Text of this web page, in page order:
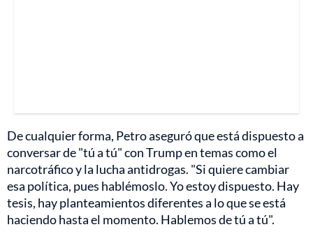
De cualquier forma, Petro aseguró que está dispuesto a
conversar de "tú a tú" con Trump en temas como el
narcotráfico y la lucha antidrogas. "Si quiere cambiar
esa política, pues hablémoslo. Yo estoy dispuesto. Hay
tesis, hay planteamientos diferentes a lo que se está
haciendo hasta el momento. Hablemos de tú a tú".